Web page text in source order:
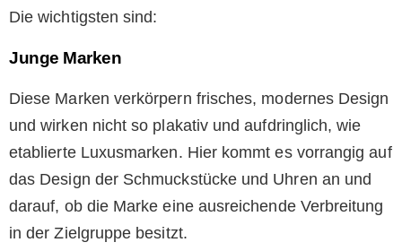
Die wichtigsten sind:
Junge Marken
Diese Marken verkörpern frisches, modernes Design
und wirken nicht so plakativ und aufdringlich, wie
etablierte Luxusmarken. Hier kommt es vorrangig auf
das Design der Schmuckstücke und Uhren an und
darauf, ob die Marke eine ausreichende Verbreitung
in der Zielgruppe besitzt.